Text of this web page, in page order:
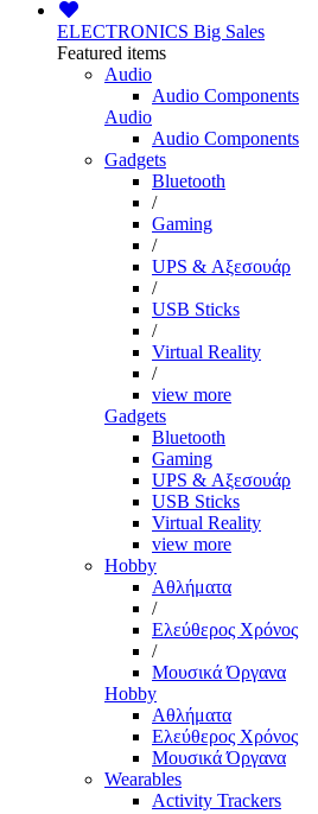
ELECTRONICS Big Sales
Featured items
Audio
Audio Components
Audio
Audio Components
Gadgets
Bluetooth
/
Gaming
/
UPS & Αξεσουάρ
/
USB Sticks
/
Virtual Reality
/
view more
Gadgets
Bluetooth
Gaming
UPS & Αξεσουάρ
USB Sticks
Virtual Reality
view more
Hobby
Αθλήματα
/
Ελεύθερος Χρόνος
/
Μουσικά Όργανα
Hobby
Αθλήματα
Ελεύθερος Χρόνος
Μουσικά Όργανα
Wearables
Activity Trackers